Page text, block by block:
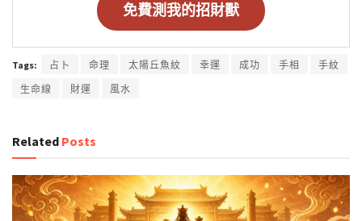
免費測我的招財獸
Tags: 占卜 命理 太陽丘魚紋 幸運 成功 手相
手紋
生命線
財運 風水
Related Posts